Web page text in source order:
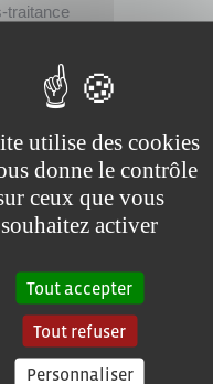
traitance
activités de son entreprise
et administrative
baseo.io
utilise des cookies
donne le contrôle
ceux que vous
souhaitez activer
Tout accepter
Tout refuser
Personnaliser